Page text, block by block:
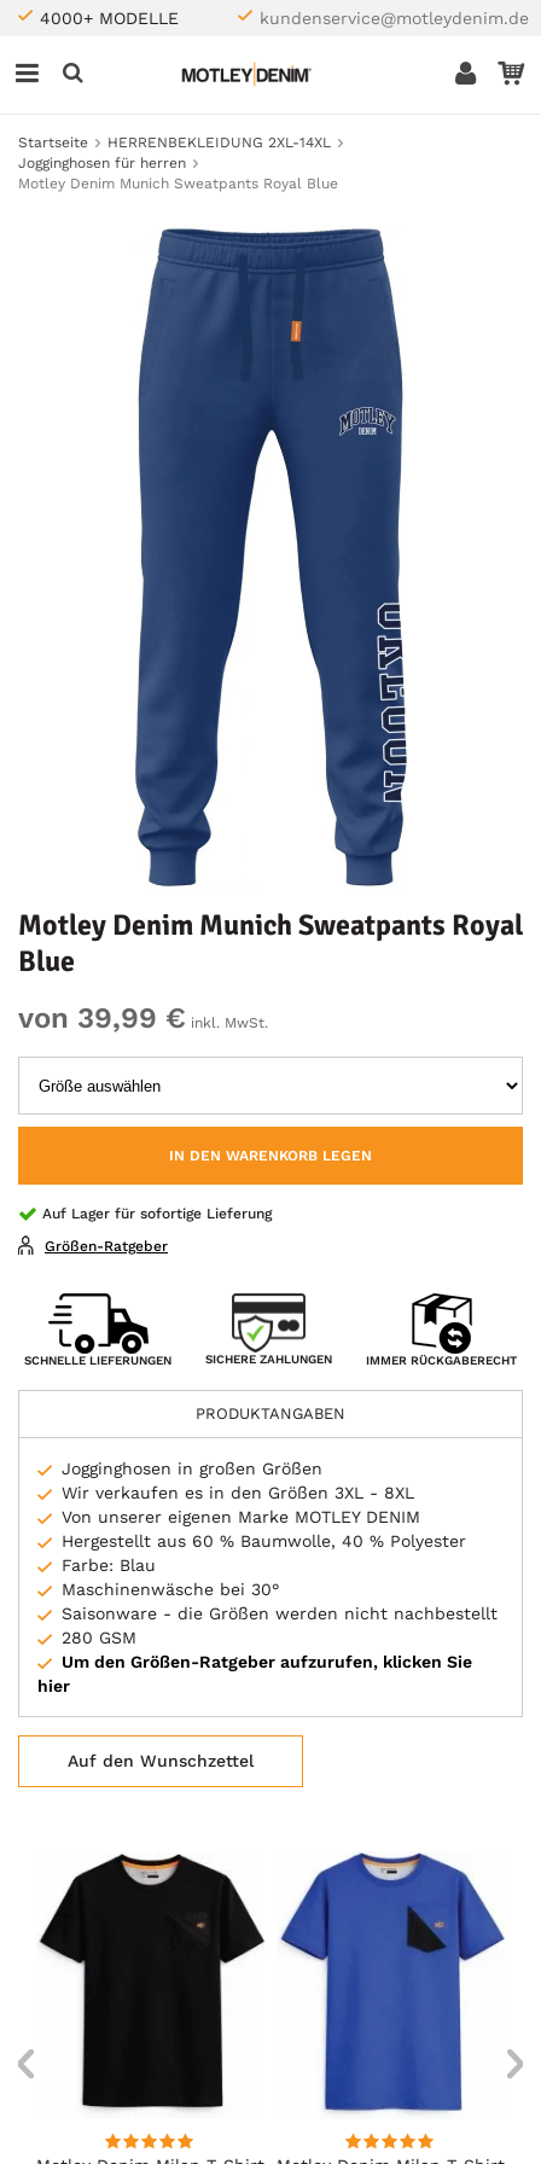
4000+ MODELLE kundenservice@motleydenim.de
Startseite
HERRENBEKLEIDUNG 2XL-14XL
Jogginghosen für herren
Motley Denim Munich Sweatpants Royal Blue
Motley Denim Munich Sweatpants Royal
Blue
von 39,99 € inkl. MwSt.
IN DEN WARENKORB LEGEN
Auf Lager für sofortige Lieferung
Größen-Ratgeber
SCHNELLE LIEFERUNGEN SICHERE ZAHLUNGEN IMMER RÜCKGABERECHT
PRODUKTANGABEN
Jogginghosen in großen Größen
Wir verkaufen es in den Größen 3XL - 8XL
Von unserer eigenen Marke MOTLEY DENIM
Hergestellt aus 60 % Baumwolle, 40 % Polyester
Farbe: Blau
Maschinenwäsche bei 30°
Saisonware - die Größen werden nicht nachbestellt
280 GSM
Um den Größen-Ratgeber aufzurufen, klicken Sie
hier
Auf den Wunschzettel